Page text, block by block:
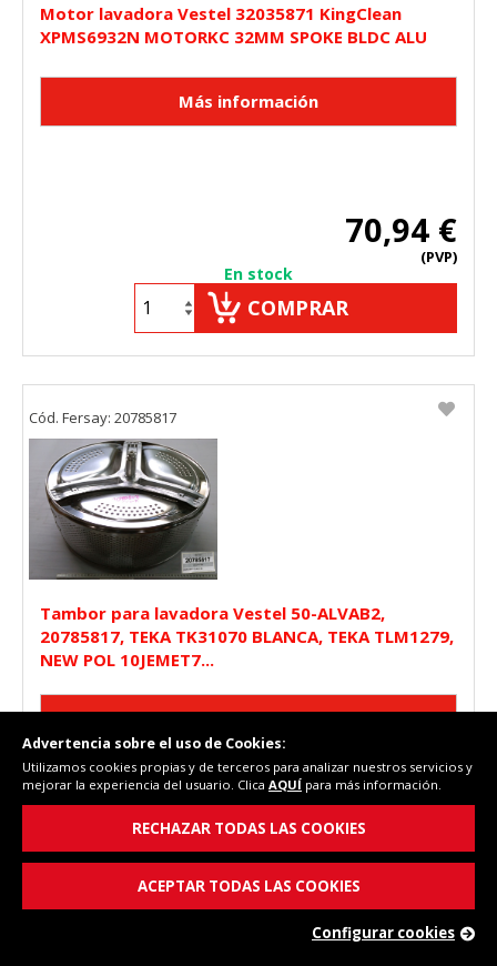
Motor lavadora Vestel 32035871 KingClean
XPMS6932N MOTORKC 32MM SPOKE BLDC ALU
70,94 €
(PVP)
En stock
COMPRAR
Tambor para lavadora Vestel 50-ALVAB2,
20785817, TEKA TK31070 BLANCA, TEKA TLM1279,
NEW POL 10JEMET7...
70,31 €
Sin stock actualmente
Cód. Fersay: 20785817
Advertencia sobre el uso de Cookies:
Utilizamos cookies propias y de terceros para analizar nuestros servicios y
mejorar la experiencia del usuario. Clica AQUÍ para más información.
RECHAZAR TODAS LAS COOKIES
ACEPTAR TODAS LAS COOKIES
Configurar cookies